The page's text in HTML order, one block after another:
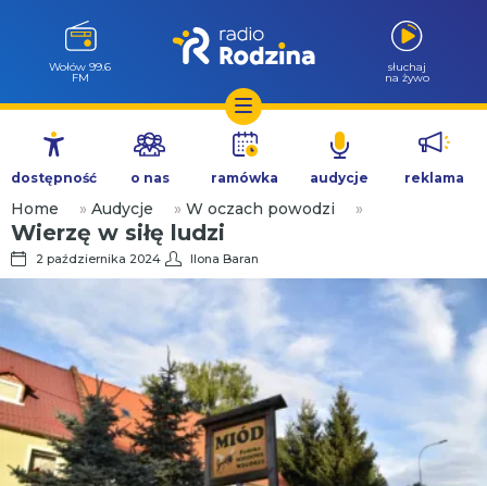
Przejdź
treści
Wołów 99.6
FM
słuchaj
na żywo
dostępność o nas ramówka audycje reklama
Home » Audycje » W oczach powodzi »
Wierzę w siłę ludzi
2 października 2024 Ilona Baran